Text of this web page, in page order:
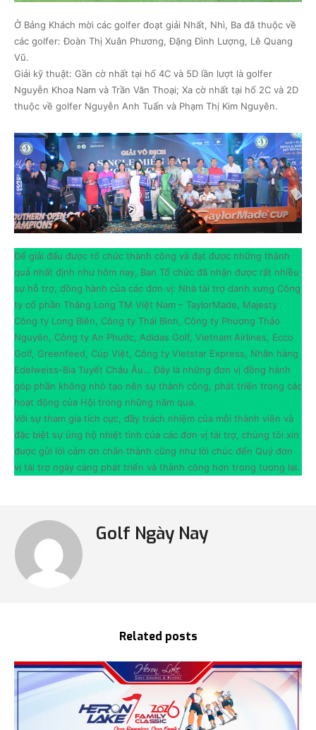
Ở Bảng Khách mời các golfer đoạt giải Nhất, Nhì, Ba đã thuộc về
các golfer: Đoàn Thị Xuân Phương, Đặng Đình Lượng, Lê Quang
Vũ.
Giải kỹ thuật: Gần cờ nhất tại hố 4C và 5D lần lượt là golfer
Nguyễn Khoa Nam và Trần Văn Thoại; Xa cờ nhất tại hố 2C và 2D
thuộc về golfer Nguyễn Anh Tuấn và Phạm Thị Kim Nguyên.
Để giải đấu được tổ chức thành công và đạt được những thành
quả nhất định như hôm nay, Ban Tổ chức đã nhận được rất nhiều
sự hỗ trợ, đồng hành của các đơn vị: Nhà tài trợ danh xưng Công
ty cổ phần Thăng Long TM Việt Nam – TaylorMade, Majesty
Công ty Long Biên, Công ty Thái Bình, Công ty Phương Thảo
Nguyên, Công ty An Phước, Adidas Golf, Vietnam Airlines, Ecco
Golf, Greenfeed, Cúp Việt, Công ty Vietstar Express, Nhãn hàng
Edelweiss-Bia Tuyết Châu Âu… Đây là những đơn vị đồng hành
góp phần không nhỏ tạo nên sự thành công, phát triển trong các
hoạt động của Hội trong những năm qua.
Với sự tham gia tích cực, đầy trách nhiệm của mỗi thành viên và
đặc biệt sự ủng hộ nhiệt tình của các đơn vị tài trợ, chúng tôi xin
được gửi lời cảm ơn chân thành cũng như lời chúc đến Quý đơn
vị tài trợ ngày càng phát triển và thành công hơn trong tương lai.
Golf Ngày Nay
Related posts